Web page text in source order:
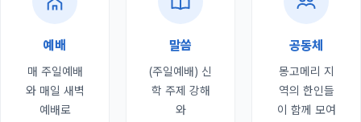
예배
매 주일예배
와 매일 새벽
예배로
말씀
(주일예배) 신
학 주제 강해
와
공동체
몽고메리 지
역의 한인들
이 함께 모여